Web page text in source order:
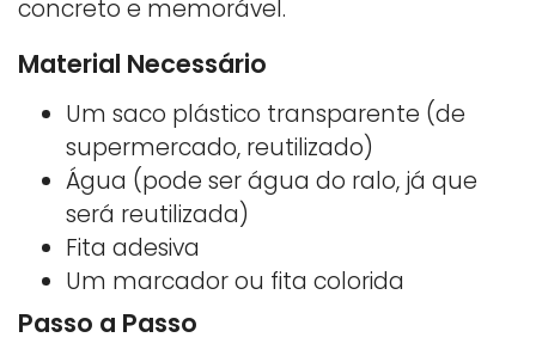
concreto e memorável.
Material Necessário
Um saco plástico transparente (de
supermercado, reutilizado)
Água (pode ser água do ralo, já que
será reutilizada)
Fita adesiva
Um marcador ou fita colorida
Passo a Passo